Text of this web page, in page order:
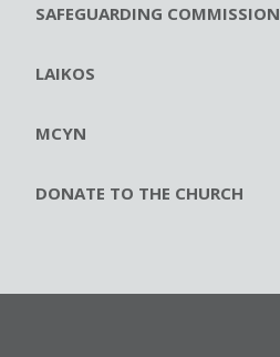
SAFEGUARDING COMMISSION
LAIKOS
MCYN
DONATE TO THE CHURCH